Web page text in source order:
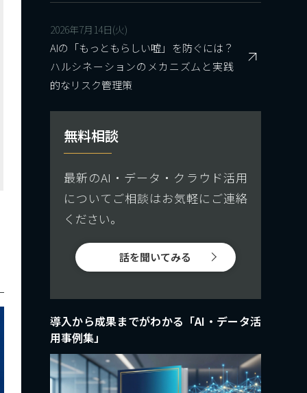
2026年7月14日(火)
AIの「もっともらしい嘘」を防ぐには？
ハルシネーションのメカニズムと実践
的なリスク管理策
無料相談
最新のAI・データ・クラウド活用
についてご相談はお気軽にご連絡
ください。
話を聞いてみる
導入から成果までがわかる「AI・データ活
用事例集」